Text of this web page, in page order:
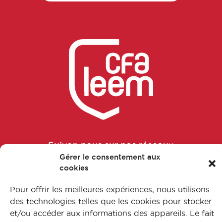
Gérer le consentement aux
cookies
Pour offrir les meilleures expériences, nous utilisons
des technologies telles que les cookies pour stocker
et/ou accéder aux informations des appareils. Le fait
Chargé accès au marché
Chargé affaires réglementaires
Chargé affaires réglementaires
Chargé amélioration continue
Chargé amélioration continue
Chargé assurance qualité
Suivez-nous sur nos réseaux
FAQ
L’apprentissage